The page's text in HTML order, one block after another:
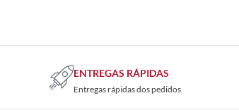
ENTREGAS RÁPIDAS
Entregas rápidas dos pedidos